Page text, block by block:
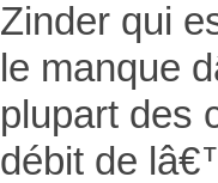
Zinder qui
le manque
plupart des
débit de